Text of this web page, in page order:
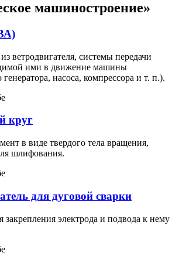
машиностроение»
ветродвигателя, системы передачи
ими в движение машины
насоса, компрессора и т. п.).
круг
в виде твердого тела вращения,
шлифования.
для дуговой сварки
закрепления электрода и подвода к нему